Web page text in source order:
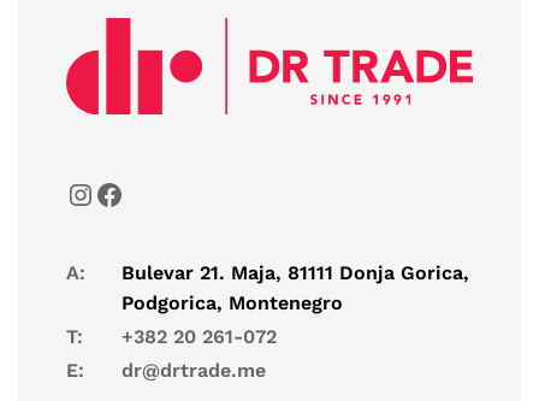
A:
Bulevar 21. Maja, 81111 Donja Gorica,
Podgorica, Montenegro
T:
+382 20 261-072
E:
dr@drtrade.me